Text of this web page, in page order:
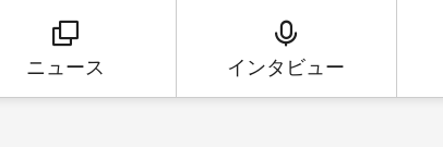
ニュース インタビュー